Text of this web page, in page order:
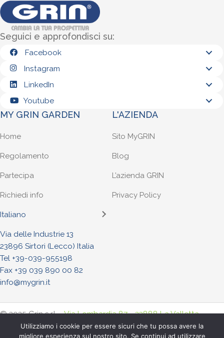
Seguici e approfondisci su:
Facebook
Instagram
LinkedIn
Youtube
MY GRIN GARDEN
Home
Regolamento
Partecipa
Richiedi info
Italiano
L'AZIENDA
Sito MyGRIN
Blog
L’azienda GRIN
Privacy Policy
Via delle Industrie 13
23896 Sirtori (Lecco) Italia
Tel +39-039-955198
Fax +39 039 890 00 82
info@mygrin.it
© 2025 Grin s.r.l. -Via Lombardia 87 - 23888 La Valletta
Brianza (Lecco) Italia. - Tel. +39-039-955198 - Fax +39-039-
Utilizziamo i cookie per essere sicuri che tu possa avere la
migliore esperienza sul nostro sito. Se continui ad utilizzare